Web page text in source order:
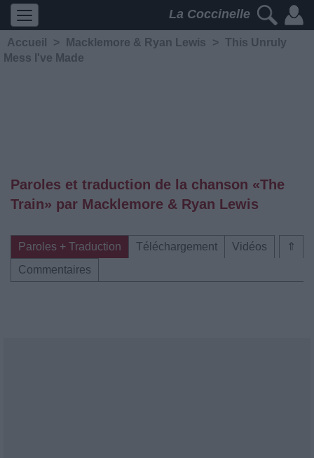
La Coccinelle
Accueil > Macklemore & Ryan Lewis > This Unruly
Mess I've Made
Paroles et traduction de la chanson «The
Train» par Macklemore & Ryan Lewis
⇑
Paroles + Traduction Téléchargement
Vidéos
Commentaires